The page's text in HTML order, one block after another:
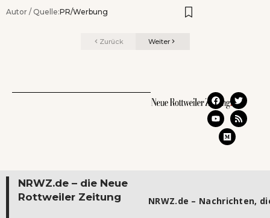
Autor / Quelle:PR/Werbung
Zurück Weiter
NRWZ.de – die Neue
Rottweiler Zeitung
NRWZ.de – Nachrichten,